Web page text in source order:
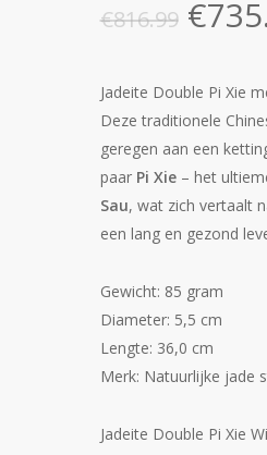
€816.99
was:
€
Jadeite Double Pi Xie
Deze traditionele
geregen aan een
paar Pi Xie– het
Sau, wat zich vertaalt
een lang en gezond
Gewicht: 85 gram
Diameter: 5,5 cm
Lengte: 36,0 cm
Merk: Natuurlijke jade
Jadeite Double Pi Xie